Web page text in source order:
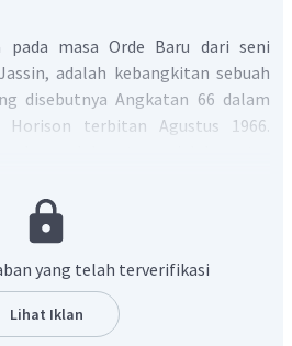
pada masa Orde Baru dari seni
adalah kebangkitan sebuah
disebutnya Angkatan 66 dalam
terbitan Agustus 1966.
ke dalam Angkatan 66, yakni
Goenawan Mohammad, Arifin C.
yang tepat adalah C.
yang telah terverifikasi
Lihat Iklan